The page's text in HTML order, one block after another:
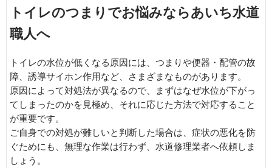
トイレのつまりでお悩みならあいち水道
職人へ
トイレの水位が低くなる原因には、つまりや便器・配管の故
障、誘導サイホン作用など、さまざまなものがあります。
原因によって対処法が異なるので、まずはなぜ水位が下がっ
てしまったのかを見極め、それに応じた方法で対応すること
が重要です。
ご自身での対処が難しいと判断した場合は、症状の悪化を防
ぐためにも、無理な作業は行わず、水道修理業者へ依頼しま
しょう。